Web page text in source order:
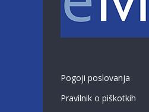
Pogoji poslovanja
Pravilnik o piškotkih